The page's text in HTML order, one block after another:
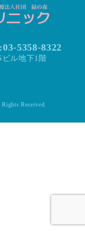
03-5358-8322
ル地下1階
Reserved.